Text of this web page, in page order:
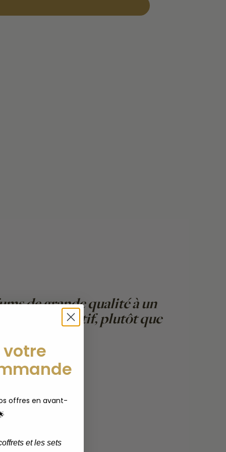
de grande qualité à un
olfactif, plutôt que
votre
offres en avant-
et les sets